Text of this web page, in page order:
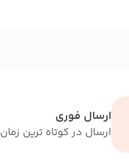
ارسال فوری
ارسال در کوتاه ترین زمان